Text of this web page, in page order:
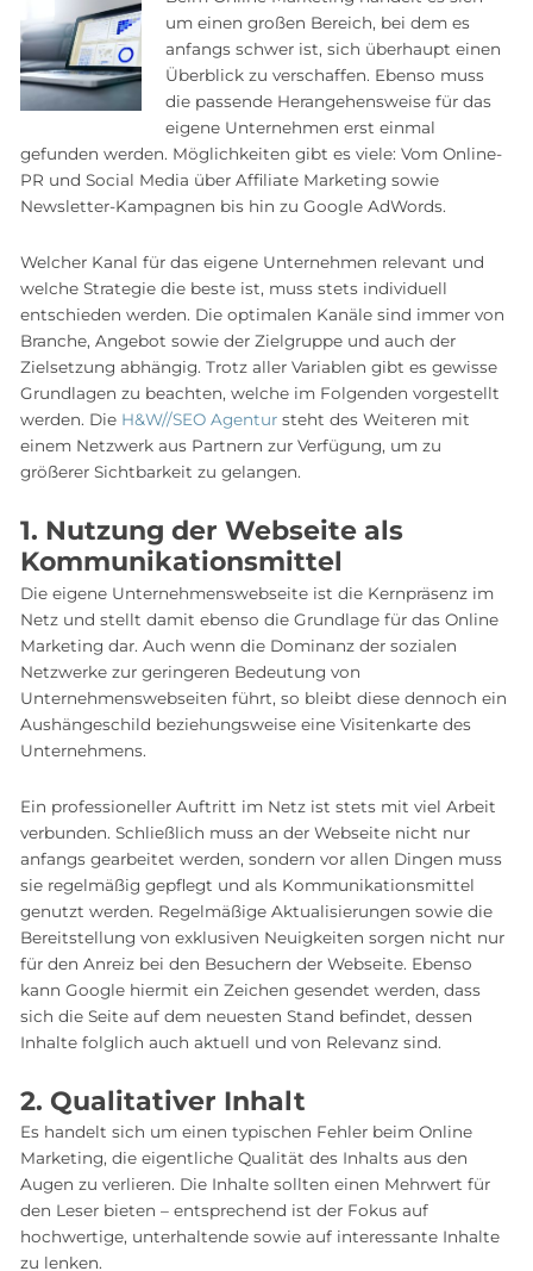
um einen großen Bereich, bei dem es
anfangs schwer ist, sich überhaupt einen
Überblick zu verschaffen. Ebenso muss
die passende Herangehensweise für das
eigene Unternehmen erst einmal
gefunden werden. Möglichkeiten gibt es viele: Vom Online-
PR und Social Media über Affiliate Marketing sowie
Newsletter-Kampagnen bis hin zu Google AdWords.
Welcher Kanal für das eigene Unternehmen relevant und
welche Strategie die beste ist, muss stets individuell
entschieden werden. Die optimalen Kanäle sind immer von
Branche, Angebot sowie der Zielgruppe und auch der
Zielsetzung abhängig. Trotz aller Variablen gibt es gewisse
Grundlagen zu beachten, welche im Folgenden vorgestellt
werden. Die H&W//SEO Agentur steht des Weiteren mit
einem Netzwerk aus Partnern zur Verfügung, um zu
größerer Sichtbarkeit zu gelangen.
1. Nutzung der Webseite als
Kommunikationsmittel
Die eigene Unternehmenswebseite ist die Kernpräsenz im
Netz und stellt damit ebenso die Grundlage für das Online
Marketing dar. Auch wenn die Dominanz der sozialen
Netzwerke zur geringeren Bedeutung von
Unternehmenswebseiten führt, so bleibt diese dennoch ein
Aushängeschild beziehungsweise eine Visitenkarte des
Unternehmens.
Ein professioneller Auftritt im Netz ist stets mit viel Arbeit
verbunden. Schließlich muss an der Webseite nicht nur
anfangs gearbeitet werden, sondern vor allen Dingen muss
sie regelmäßig gepflegt und als Kommunikationsmittel
genutzt werden. Regelmäßige Aktualisierungen sowie die
Bereitstellung von exklusiven Neuigkeiten sorgen nicht nur
für den Anreiz bei den Besuchern der Webseite. Ebenso
kann Google hiermit ein Zeichen gesendet werden, dass
sich die Seite auf dem neuesten Stand befindet, dessen
Inhalte folglich auch aktuell und von Relevanz sind.
2. Qualitativer Inhalt
Es handelt sich um einen typischen Fehler beim Online
Marketing, die eigentliche Qualität des Inhalts aus den
Augen zu verlieren. Die Inhalte sollten einen Mehrwert für
den Leser bieten – entsprechend ist der Fokus auf
hochwertige, unterhaltende sowie auf interessante Inhalte
zu lenken.